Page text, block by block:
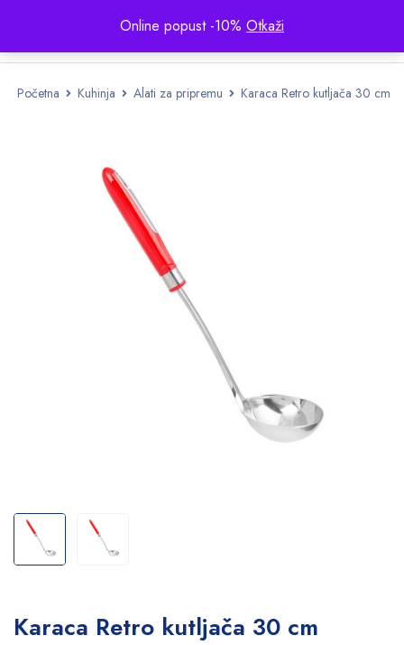
Online popust -10% Otkaži
Početna Kuhinja Alati za pripremu Karaca Retro kutljača 30 cm
Karaca Retro kutljača 30 cm